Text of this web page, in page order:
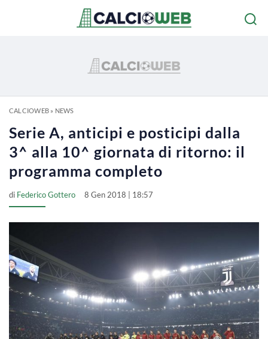
CALCIOWEB» NEWS
Serie A, anticipi e posticipi dalla
3^ alla 10^ giornata di ritorno: il
programma completo
di Federico Gottero 8 Gen 2018 | 18:57